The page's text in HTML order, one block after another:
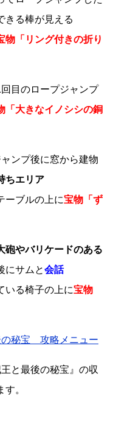
きる棒が見える
物「リング付きの折り
目のロープジャンプ
「大きなイノシシの銅
ンプ後に窓から建物
ちエリア
ーブルの上に宝物「ず
砲やバリケードのある
にサムと会話
いる椅子の上に宝物
秘宝 攻略メニュー
と最後の秘宝』の収
。